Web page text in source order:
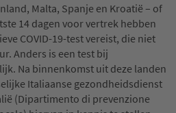
Malta, Spanje en Kroatië – of
14 dagen voor vertrek hebben
COVID-19-test vereist, die niet
Anders is een test bij
Na binnenkomst uit deze landen
Italiaanse gezondheidsdienst
(Dipartimento di prevenzione